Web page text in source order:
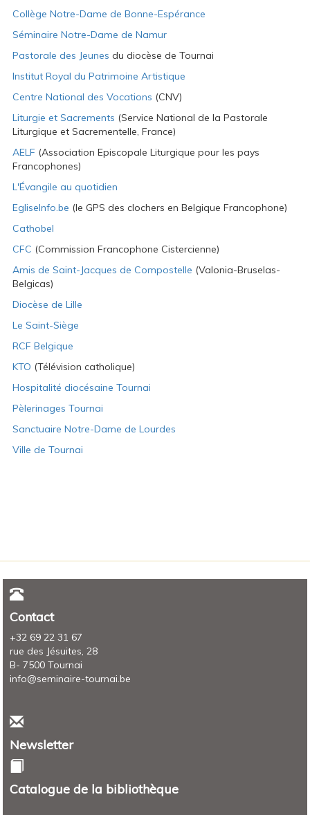
Collège Notre-Dame de Bonne-Espérance
Séminaire Notre-Dame de Namur
Pastorale des Jeunes du diocèse de Tournai
Institut Royal du Patrimoine Artistique
Centre National des Vocations (CNV)
Liturgie et Sacrements (Service National de la Pastorale
Liturgique et Sacrementelle, France)
AELF (Association Episcopale Liturgique pour les pays
Francophones)
L'Évangile au quotidien
EgliseInfo.be (le GPS des clochers en Belgique Francophone)
Cathobel
CFC (Commission Francophone Cistercienne)
Amis de Saint-Jacques de Compostelle (Valonia-Bruselas-
Belgicas)
Diocèse de Lille
Le Saint-Siège
RCF Belgique
KTO (Télévision catholique)
Hospitalité diocésaine Tournai
Pèlerinages Tournai
Sanctuaire Notre-Dame de Lourdes
Ville de Tournai
Contact
+32 69 22 31 67
rue des Jésuites, 28
B- 7500 Tournai
info@seminaire-tournai.be
Newsletter
Catalogue de la bibliothèque